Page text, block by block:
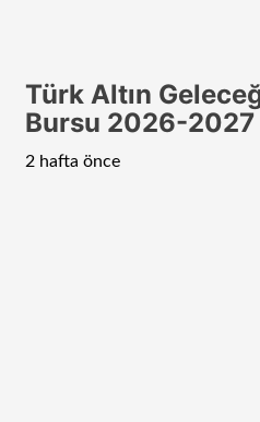
Türk Altın
Bursu 2026-2027
2 hafta önce